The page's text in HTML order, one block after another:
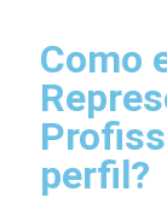
Como
perfil?